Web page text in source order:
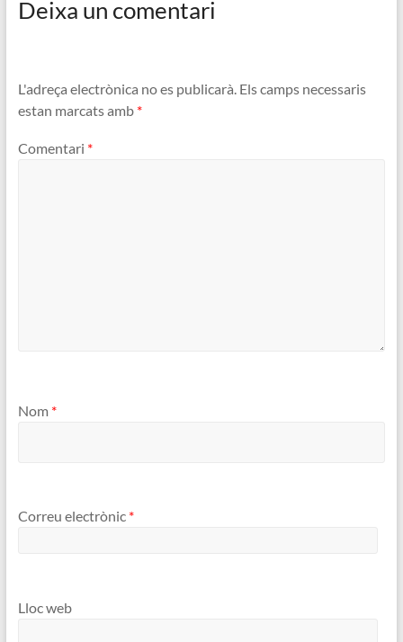
Deixa un comentari
L'adreça electrònica no es publicarà. Els camps necessaris
estan marcats amb *
Comentari *
Nom *
Correu electrònic *
Lloc web